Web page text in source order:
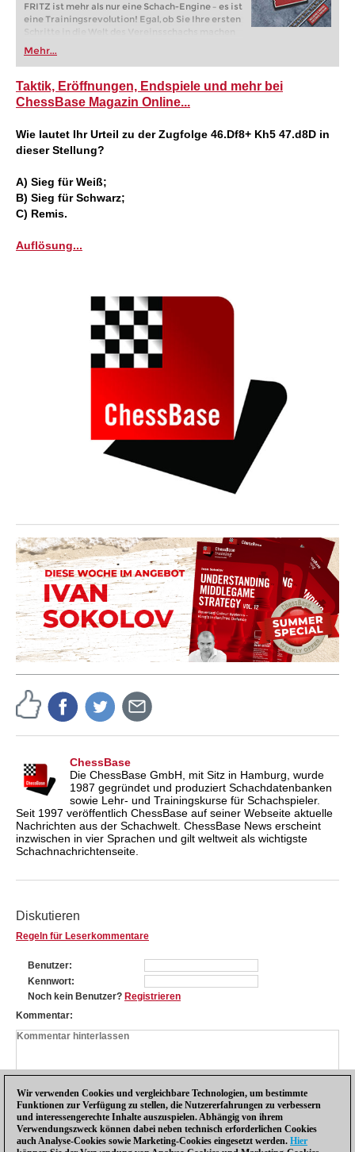
FRITZ ist mehr als nur eine Schach-Engine – es ist
eine Trainingsrevolution! Egal, ob Sie Ihre ersten
Schritte in die Welt des Vereinsschachs machen
oder bereits auf Turnierniveau spielen: Mit
FRITZ trainieren Sie effizienter, intelligenter und
individueller als je zuvor.
Mehr...
Taktik, Eröffnungen, Endspiele und mehr bei
ChessBase Magazin Online...
Wie lautet Ihr Urteil zu der Zugfolge 46.Df8+ Kh5 47.d8D in
dieser Stellung?
A) Sieg für Weiß;
B) Sieg für Schwarz;
C) Remis.
Auflösung...
ChessBase
Die ChessBase GmbH, mit Sitz in Hamburg, wurde
1987 gegründet und produziert Schachdatenbanken
sowie Lehr- und Trainingskurse für Schachspieler.
Seit 1997 veröffentlich ChessBase auf seiner Webseite aktuelle
Nachrichten aus der Schachwelt. ChessBase News erscheint
inzwischen in vier Sprachen und gilt weltweit als wichtigste
Schachnachrichtenseite.
Diskutieren
Regeln für Leserkommentare
Benutzer
Kennwort
Noch kein Benutzer? Registrieren
Kommentar
Wir verwenden Cookies und vergleichbare Technologien, um bestimmte
Funktionen zur Verfügung zu stellen, die Nutzererfahrungen zu verbessern
und interessengerechte Inhalte auszuspielen. Abhängig von ihrem
Verwendungszweck können dabei neben technisch erforderlichen Cookies
auch Analyse-Cookies sowie Marketing-Cookies eingesetzt werden. Hier